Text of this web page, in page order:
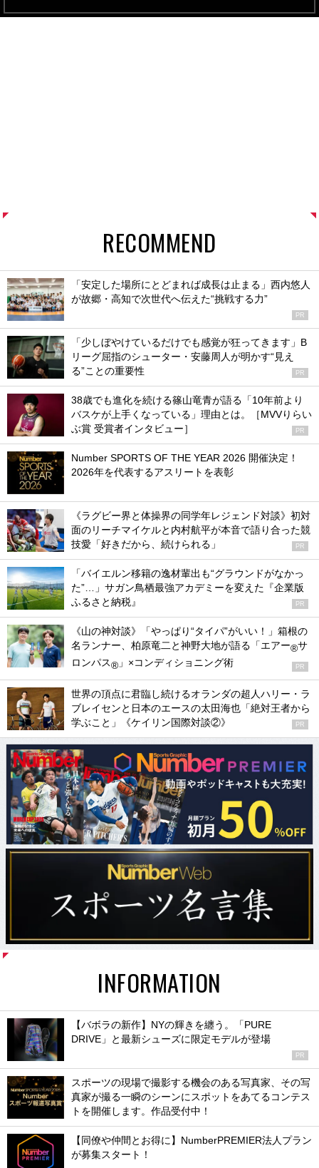
RECOMMEND
「安定した場所にとどまれば成長は止まる」西内悠人
が故郷・高知で次世代へ伝えた“挑戦する力”
PR
「少しぼやけているだけでも感覚が狂ってきます」B
リーグ屈指のシューター・安藤周人が明かす“見え
る”ことの重要性
PR
38歳でも進化を続ける篠山竜青が語る「10年前より
バスケが上手くなっている」理由とは。［MVVりらい
ぶ賞 受賞者インタビュー］
PR
Number SPORTS OF THE YEAR 2026 開催決定！
2026年を代表するアスリートを表彰
《ラグビー界と体操界の同学年レジェンド対談》初対
面のリーチマイケルと内村航平が本音で語り合った競
技愛「好きだから、続けられる」
PR
「バイエルン移籍の逸材輩出も“グラウンドがなかっ
た”…」サガン鳥栖最強アカデミーを変えた『企業版
ふるさと納税』
PR
《山の神対談》「やっぱり“タイパ”がいい！」箱根の
名ランナー、柏原竜二と神野大地が語る「エアー®サ
ロンパス® 」×コンディショニング術 PR
世界の頂点に君臨し続けるオランダの超人ハリー・ラ
ブレイセンと日本のエースの太田海也「絶対王者から
学ぶこと」《ケイリン国際対談②》
PR
INFORMATION
【バボラの新作】NYの輝きを纏う。「PURE
DRIVE」と最新シューズに限定モデルが登場
PR
スポーツの現場で撮影する機会のある写真家、その写
真家が撮る一瞬のシーンにスポットをあてるコンテス
トを開催します。作品受付中！
【同僚や仲間とお得に】NumberPREMIER法人プラン
が募集スタート！